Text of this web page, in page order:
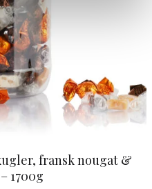
fransk nougat &
1700g